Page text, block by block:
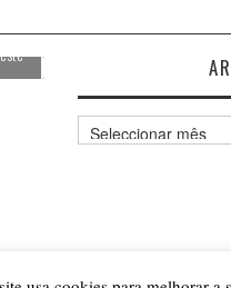
Arquivo